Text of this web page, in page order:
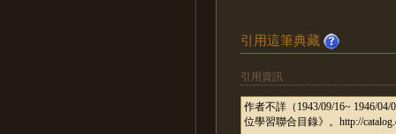
引用這筆典藏
引用資訊